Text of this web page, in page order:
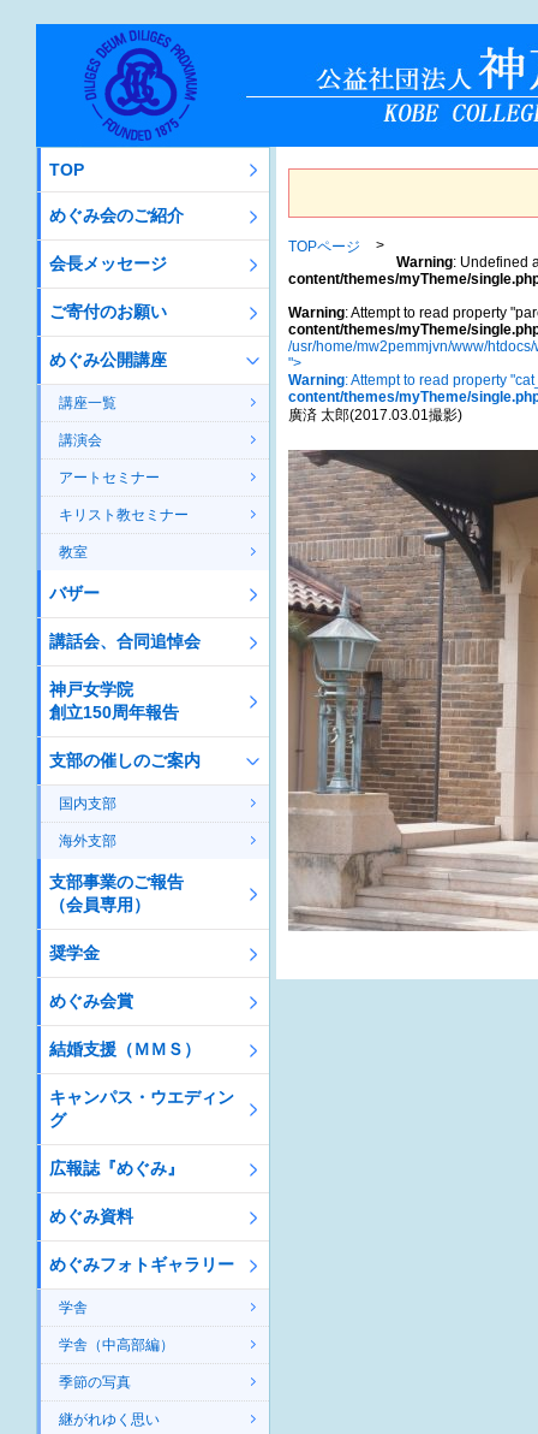
TOPページ
Warning: Undefined
content/themes/myTheme/
Warning: Attempt to read property
content/themes/myTheme/
/usr/home/mw2pemmjvn/www/
">
Warning: Attempt to read property
content/themes/myTheme/
廣済 太郎(2017.03.01撮影)
TOP
めぐみ会のご紹介
会長メッセージ
ご寄付のお願い
めぐみ公開講座
講座一覧
講演会
アートセミナー
キリスト教セミナー
教室
バザー
講話会、合同追悼会
神戸女学院
創立150周年報告
支部の催しのご案内
国内支部
海外支部
支部事業のご報告
（会員専用）
奨学金
めぐみ会賞
結婚支援（ＭＭＳ）
キャンパス・ウエディン
グ
広報誌『めぐみ』
めぐみ資料
めぐみフォトギャラリー
学舎
学舎（中高部編）
季節の写真
継がれゆく思い